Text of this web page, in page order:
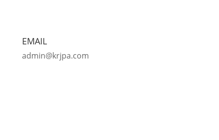
EMAIL
admin@krjpa.com